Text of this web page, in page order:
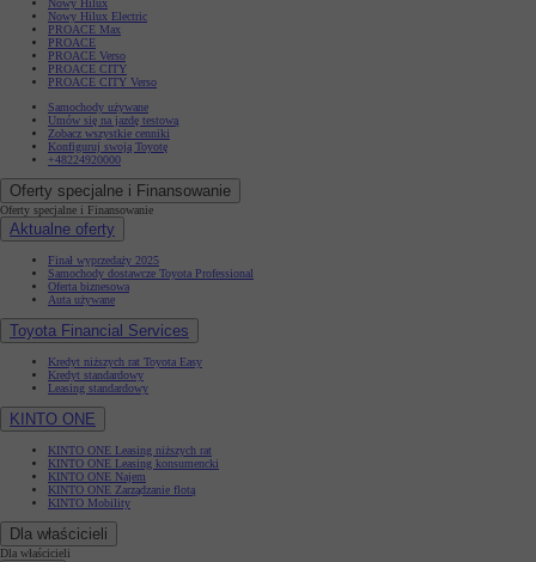
Nowy Hilux
Nowy Hilux Electric
PROACE Max
PROACE
PROACE Verso
PROACE CITY
PROACE CITY Verso
Samochody używane
Umów się na jazdę testową
Zobacz wszystkie cenniki
Konfiguruj swoją Toyotę
+48224920000
Oferty specjalne i Finansowanie
Oferty specjalne i Finansowanie
Aktualne oferty
Finał wyprzedaży 2025
Samochody dostawcze Toyota Professional
Oferta biznesowa
Auta używane
Toyota Financial Services
Kredyt niższych rat Toyota Easy
Kredyt standardowy
Leasing standardowy
KINTO ONE
KINTO ONE Leasing niższych rat
KINTO ONE Leasing konsumencki
KINTO ONE Najem
KINTO ONE Zarządzanie flotą
KINTO Mobility
Dla właścicieli
Dla właścicieli